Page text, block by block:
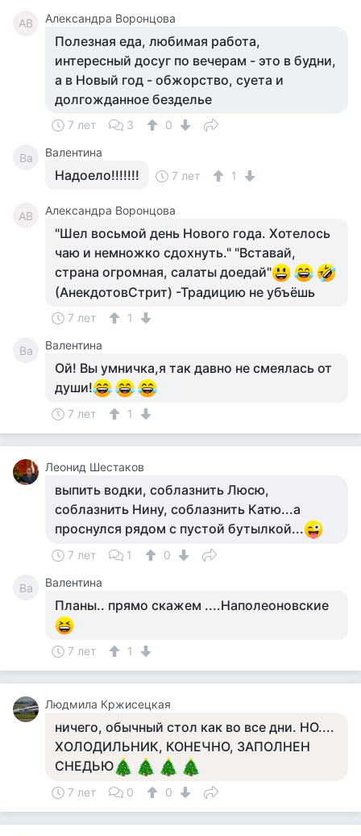
АВ Александра Воронцова
Полезная еда, любимая работа,
интересный досуг по вечерам - это в будни,
а в Новый год - обжорство, суета и
долгожданное безделье
7 лет 3 0
Ва Валентина
Надоело!!!!!!! 7 лет 1
АВ Александра Воронцова
"Шел восьмой день Нового года. Хотелось
чаю и немножко сдохнуть." "Вставай,
страна огромная, салаты доедай"
(АнекдотовСтрит) -Традицию не убъёшь
7 лет 1
Ва Валентина
Ой! Вы умничка,я так давно не смеялась от
души!
7 лет 1
Леонид Шестаков
выпить водки, соблазнить Люсю,
соблазнить Нину, соблазнить Катю...а
проснулся рядом с пустой бутылкой...
7 лет 1 0
Ва Валентина
Планы.. прямо скажем ....Наполеоновские
7 лет 1
Людмила Кржисецкая
ничего, обычный стол как во все дни. НО....
ХОЛОДИЛЬНИК, КОНЕЧНО, ЗАПОЛНЕН
СНЕДЬЮ
7 лет 0 0